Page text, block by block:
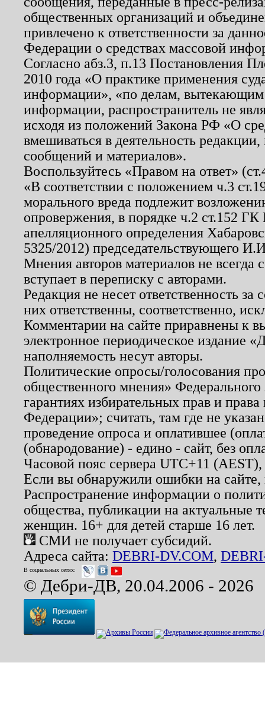
общественных организаций и
привлечено к ответственности за
Федерации о средствах массовой
Согласно абз.3, п.13 Постановления
2010 года «О практике применения
информации», «по делам, вытекающим
информации, распространитель не
исходя из положений Закона РФ «О
вмешиваться в деятельность
сообщений и материалов».
Воспользуйтесь «Правом на ответ»
«В соответствии с положением ч.3
морального вреда подлежит
опровержения, в порядке ч.2 ст.152
апелляционного определения
5325/2012) председательствующего
Мнения авторов материалов не
вступает в переписку с авторами.
Редакция не несет ответственность
них ответственны, соответственно,
Комментарии на сайте приравнены к
электронное периодическое издание
наполняемость несут авторы.
Политические опросы/голосования
общественного мнения»
гарантиях избирательных прав и
Федерации»; считать, там где не
проведение опроса и оплатившее
(обнародование) - едино - сайт, без
Часовой пояс сервера UTC+11
Если вы обнаружили ошибки на
Распространение информации о
общества, публикации на актуальные
женщин. 16+ для детей старше 16 лет.
СМИ не получает субсидий.
Адреса сайта: DEBRI-DV.COM,
В социальных сетях:
© Дебри-ДВ, 20.04.2006 - 2026